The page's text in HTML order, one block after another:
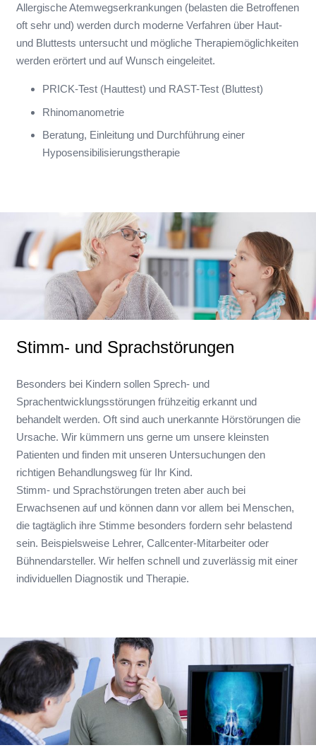
Allergische Atemwegserkrankungen (belasten die Betroffenen
oft sehr und) werden durch moderne Verfahren über Haut-
und Bluttests untersucht und mögliche Therapiemöglichkeiten
werden erörtert und auf Wunsch eingeleitet.
PRICK-Test (Hauttest) und RAST-Test (Bluttest)
Rhinomanometrie
Beratung, Einleitung und Durchführung einer
Hyposensibilisierungstherapie
Stimm- und Sprachstörungen
Besonders bei Kindern sollen Sprech- und
Sprachentwicklungsstörungen frühzeitig erkannt und
behandelt werden. Oft sind auch unerkannte Hörstörungen die
Ursache. Wir kümmern uns gerne um unsere kleinsten
Patienten und finden mit unseren Untersuchungen den
richtigen Behandlungsweg für Ihr Kind.
Stimm- und Sprachstörungen treten aber auch bei
Erwachsenen auf und können dann vor allem bei Menschen,
die tagtäglich ihre Stimme besonders fordern sehr belastend
sein. Beispielsweise Lehrer, Callcenter-Mitarbeiter oder
Bühnendarsteller. Wir helfen schnell und zuverlässig mit einer
individuellen Diagnostik und Therapie.